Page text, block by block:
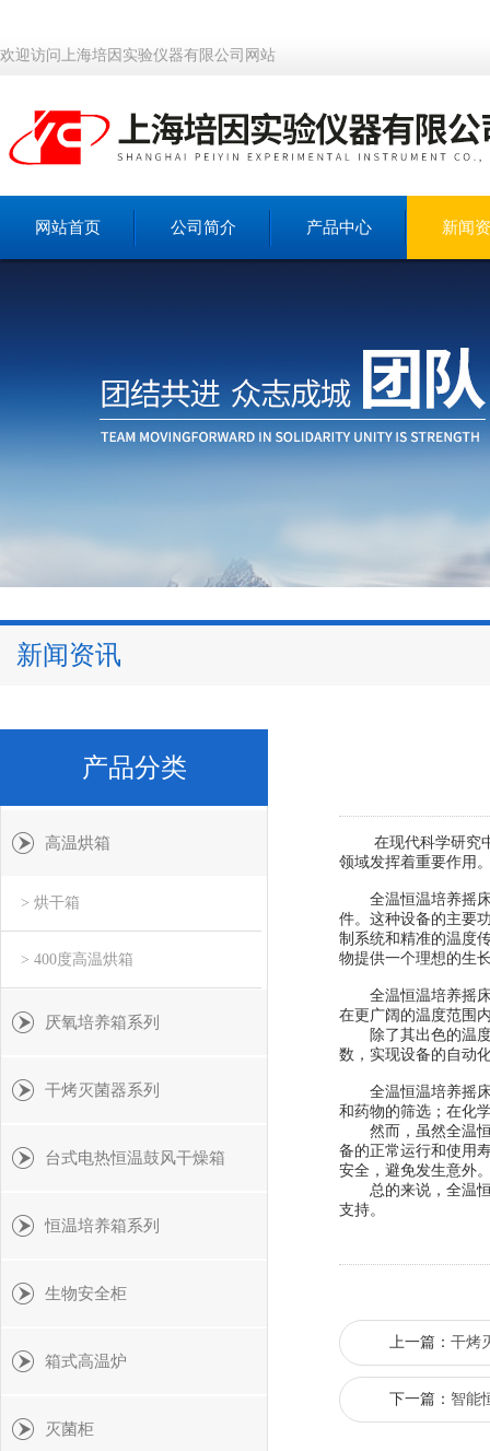
欢迎访问上海培因实验仪器有限公司网站
网站首页 公司简介 产品中心 新闻
新闻资讯
在现代科学研究中
领域发挥着重要作用
全温恒温培养摇床
件。这种设备的主要
制系统和精准的温度
物提供一个理想的生
全温恒温培养摇
在更广阔的温度范围
除了其出色的温度
数，实现设备的自动
全温恒温培养摇床
和药物的筛选；在化
然而，虽然全温恒
备的正常运行和使用
安全，避免发生意外
总的来说，全温恒
支持。
上一篇： 干烤
下一篇： 智能
产品分类
高温烘箱
> 烘干箱
> 400度高温烘箱
厌氧培养箱系列
干烤灭菌器系列
台式电热恒温鼓风干燥箱
恒温培养箱系列
生物安全柜
箱式高温炉
灭菌柜